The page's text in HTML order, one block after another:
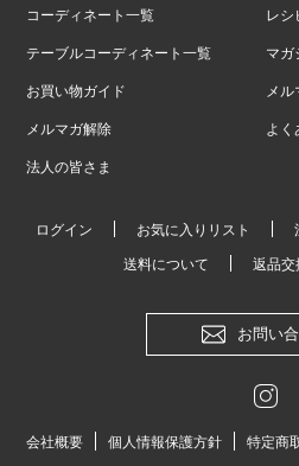
コーディネート一覧 レシ
テーブルコーディネート一覧 マガ
お買い物ガイド メル
メルマガ解除 よく
法人の皆さま
ログイン お気に入りリスト
送料について 返品交
お問い
会社概要 個人情報保護方針 特定商